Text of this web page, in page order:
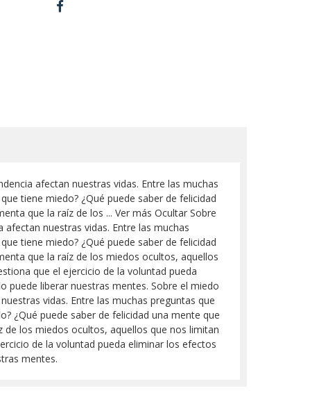
afectan nuestras vidas. Entre las muchas
tiene miedo? ¿Qué puede saber de felicidad
que la raíz de los ... Ver más Ocultar Sobre
nuestras vidas. Entre las muchas
tiene miedo? ¿Qué puede saber de felicidad
que la raíz de los miedos ocultos, aquellos
que el ejercicio de la voluntad pueda
liberar nuestras mentes. Sobre el miedo
vidas. Entre las muchas preguntas que
¿Qué puede saber de felicidad una mente que
de los miedos ocultos, aquellos que nos limitan
de la voluntad pueda eliminar los efectos
mentes.